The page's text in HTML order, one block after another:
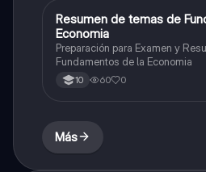
Economía y Política
Resumen de temas de
Economia
Preparación para Examen y
Fundamentos de la Economia
10 60 0
Más